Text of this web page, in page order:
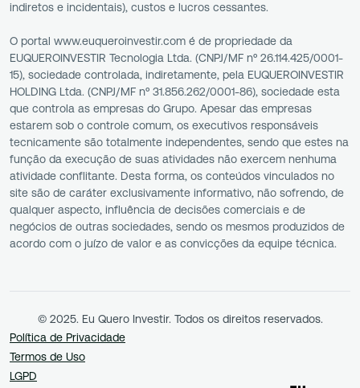
indiretos e incidentais), custos e lucros cessantes.
O portal www.euqueroinvestir.com é de propriedade da
EUQUEROINVESTIR Tecnologia Ltda. (CNPJ/MF nº 26.114.425/0001-
15), sociedade controlada, indiretamente, pela EUQUEROINVESTIR
HOLDING Ltda. (CNPJ/MF nº 31.856.262/0001-86), sociedade esta
que controla as empresas do Grupo. Apesar das empresas
estarem sob o controle comum, os executivos responsáveis
tecnicamente são totalmente independentes, sendo que estes na
função da execução de suas atividades não exercem nenhuma
atividade conflitante. Desta forma, os conteúdos vinculados no
site são de caráter exclusivamente informativo, não sofrendo, de
qualquer aspecto, influência de decisões comerciais e de
negócios de outras sociedades, sendo os mesmos produzidos de
acordo com o juízo de valor e as convicções da equipe técnica.
© 2025. Eu Quero Investir. Todos os direitos reservados.
Política de Privacidade
Termos de Uso
LGPD